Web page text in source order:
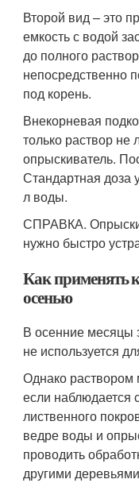
Второй вид – это
емкость с водой
до полного
непосредственно
под корень.
Внекорневая
только раствор не
опрыскиватель.
Стандартная доза
л воды.
СПРАВКА.
нужно быстро
Как применять
осенью
В осенние месяцы
не используется
Однако раствором
если наблюдается
лиственного
ведре воды и
проводить
другими